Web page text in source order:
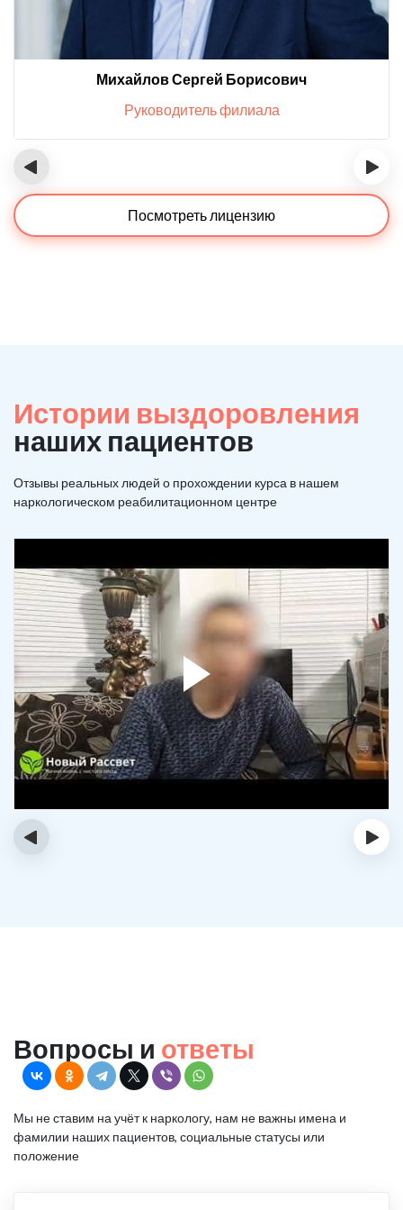
Михайлов Сергей Борисович
Руководитель филиала
‹ ›
Посмотреть лицензию
Истории выздоровления
наших пациентов
Отзывы реальных людей о прохождении курса в нашем
наркологическом реабилитационном центре
‹ ›
Вопросы и ответы
Мы не ставим на учёт к наркологу, нам не важны имена и
фамилии наших пациентов, социальные статусы или
положение